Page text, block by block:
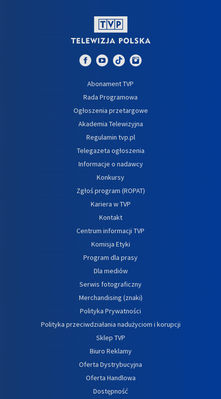
Abonament TVP
Rada Programowa
Ogłoszenia przetargowe
Akademia Telewizyjna
Regulamin tvp.pl
Telegazeta ogłoszenia
Informacje o nadawcy
Konkursy
Zgłoś program (ROPAT)
Kariera w TVP
Kontakt
Centrum informacji TVP
Komisja Etyki
Program dla prasy
Dla mediów
Serwis fotograficzny
Merchandising (znaki)
Polityka Prywatności
Polityka przeciwdziałania nadużyciom i korupcji
Sklep TVP
Biuro Reklamy
Oferta Dystrybucyjna
Oferta Handlowa
Dostępność